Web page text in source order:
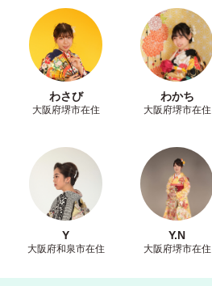
わさび
大阪府堺市在住
わかち
大阪府堺市在住
Y
大阪府和泉市在住
Y.N
大阪府堺市在住